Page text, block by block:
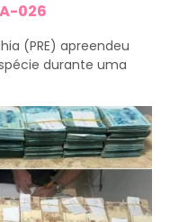
026
(PRE) apreendeu
durante uma